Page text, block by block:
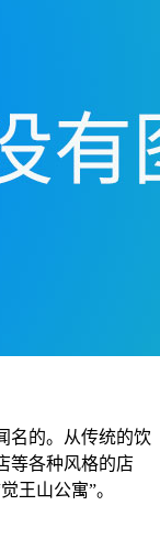
名的。从传统的饮
等各种风格的店
王山公寓”。